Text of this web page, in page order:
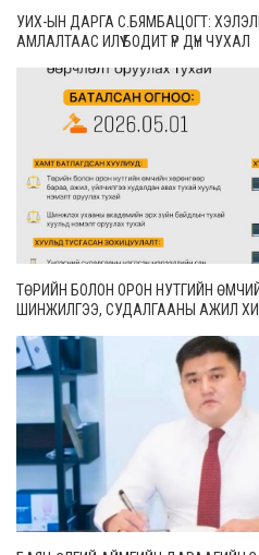
УИХ-ЫН ДАРГА С.БЯМБАЦОГТ:
АМЛАЛТААС ИЛҮҮ БОДИТ ҮР ДҮН ЧУХАЛ
ТӨРИЙН БОЛОН ОРОН НУТГИЙН
ШИНЖИЛГЭЭ, СУДАЛГААНЫ АЖИЛ